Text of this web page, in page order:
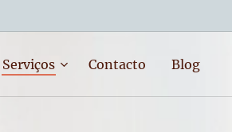
Serviços Contacto Blog